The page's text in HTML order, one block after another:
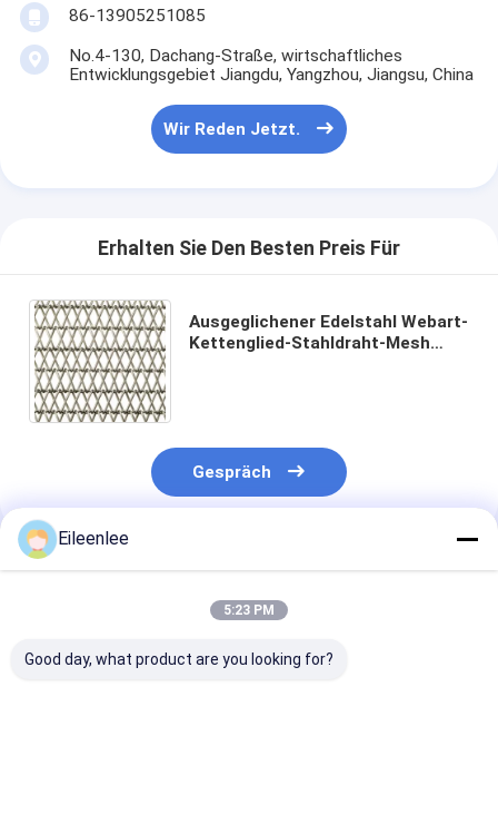
86-13905251085
No.4-130, Dachang-Straße, wirtschaftliches
Entwicklungsgebiet Jiangdu, Yangzhou, Jiangsu, China
Wir Reden Jetzt.
Erhalten Sie Den Besten Preis Für
Ausgeglichener Edelstahl Webart-
Kettenglied-Stahldraht-Mesh
Gespräch
Empfohlene Produkte
Eileenlee
5:23 PM
Good day, what product are you looking for?